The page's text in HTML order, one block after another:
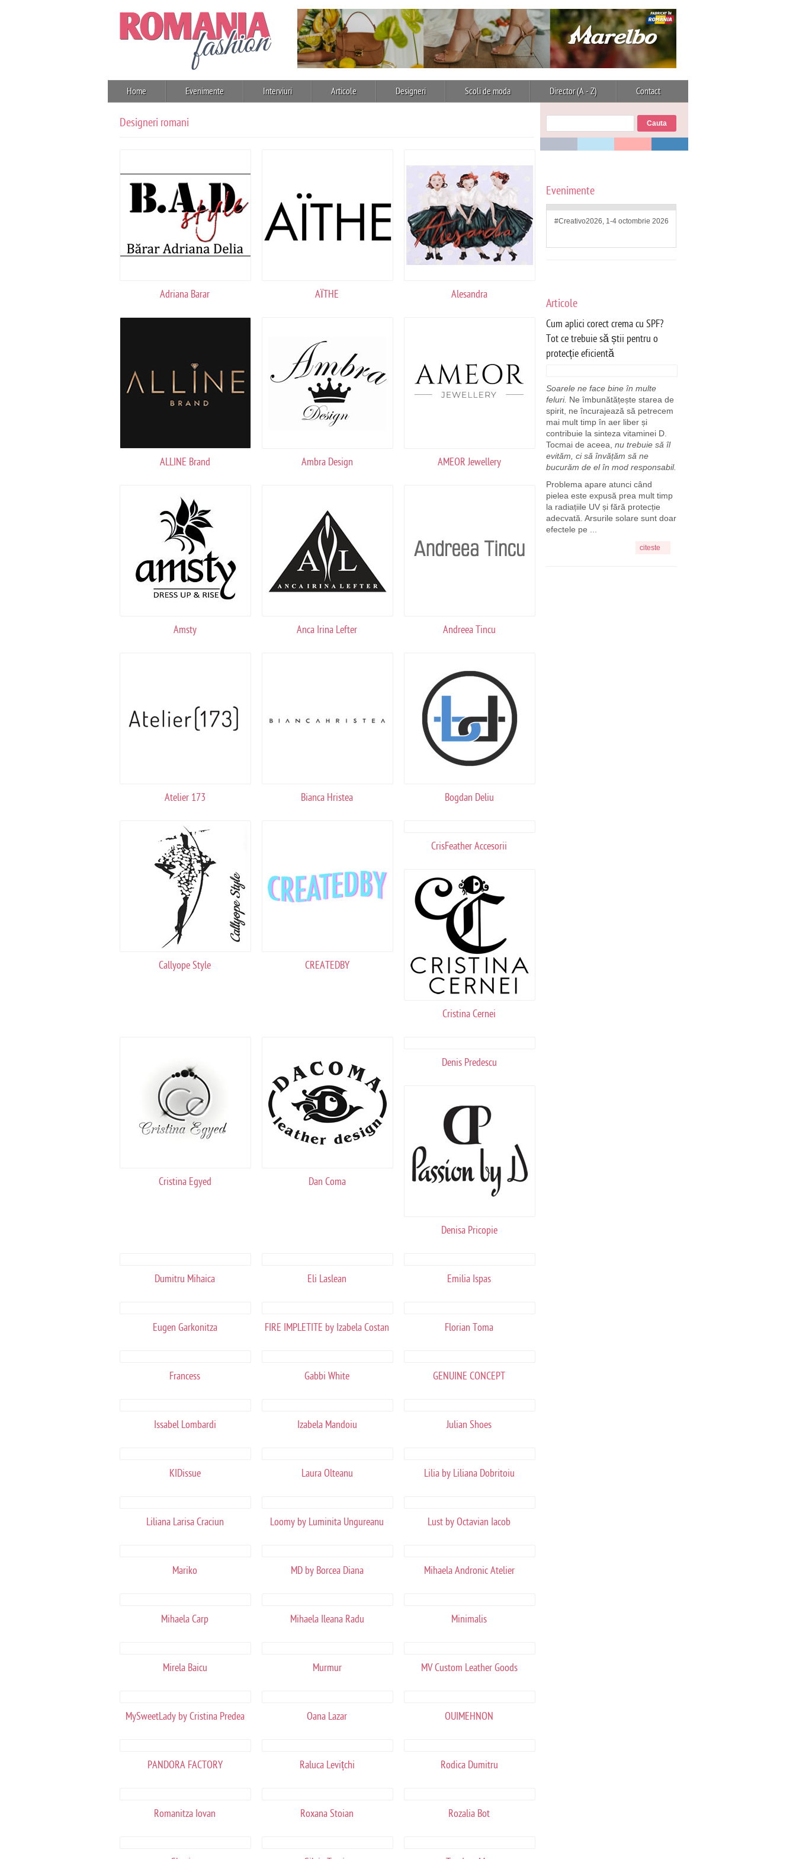
Home Evenimente Interviuri Articole Designeri Scoli de moda Director (A - Z) Contact
Designeri romani
Adriana Barar AÏTHE Alesandra
ALLINE Brand Ambra Design AMEOR Jewellery
Amsty Anca Irina Lefter Andreea Tincu
Atelier 173 Bianca Hristea Bogdan Deliu
Callyope Style CREATEDBY
CrisFeather Accesorii
Cristina Cernei
Cristina Egyed Dan Coma
Denis Predescu
Denisa Pricopie
Dumitru Mihaica Eli Laslean Emilia Ispas
Eugen Garkonitza FIRE IMPLETITE by Izabela Costan Florian Toma
Francess Gabbi White GENUINE CONCEPT
Issabel Lombardi Izabela Mandoiu Julian Shoes
KIDissue Laura Olteanu Lilia by Liliana Dobritoiu
Liliana Larisa Craciun Loomy by Luminita Ungureanu Lust by Octavian Iacob
Mariko MD by Borcea Diana Mihaela Andronic Atelier
Mihaela Carp Mihaela Ileana Radu Minimalis
Mirela Baicu Murmur MV Custom Leather Goods
MySweetLady by Cristina Predea Oana Lazar OUIMEHNON
PANDORA FACTORY Raluca Levițchi Rodica Dumitru
Romanitza Iovan Roxana Stoian Rozalia Bot
Evenimente
#Creativo2026, 1-4 octombrie 2026
Articole
Cum aplici corect crema cu SPF?
Tot ce trebuie să știi pentru o
protecție eficientă
Soarele ne face bine în multe
feluri. Ne îmbunătățește starea de
spirit, ne încurajează să petrecem
mai mult timp în aer liber și
contribuie la sinteza vitaminei D.
Tocmai de aceea, nu trebuie să îl
evităm, ci să învățăm să ne
bucurăm de el în mod responsabil.
Problema apare atunci când
pielea este expusă prea mult timp
la radiațiile UV și fără protecție
adecvată. Arsurile solare sunt doar
efectele pe ...
citeste